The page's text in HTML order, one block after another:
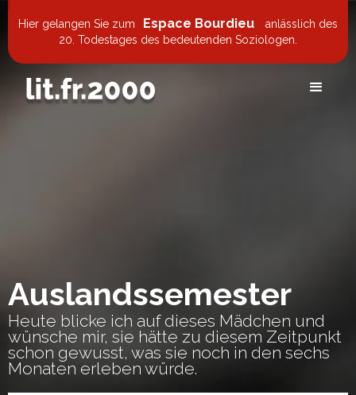
Hier gelangen Sie zum Espace Bourdieu
anlässlich des
20. Todestages des bedeutenden Soziologen.
Auslandssemester
Heute blicke ich auf dieses Mädchen und
wünsche mir, sie hätte zu diesem Zeitpunkt
schon gewusst, was sie noch in den sechs
Monaten erleben würde.